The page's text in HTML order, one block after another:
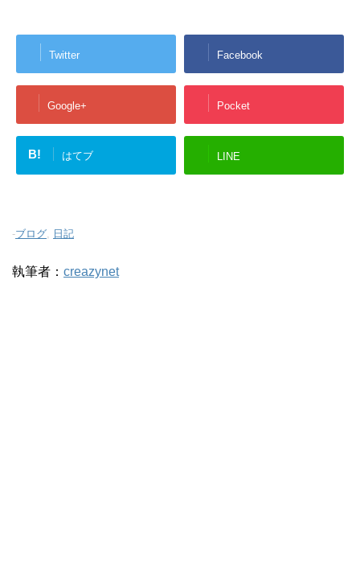
Twitter Facebook
Google+ Pocket
B! はてブ LINE
-ブログ, 日記
執筆者： creazynet